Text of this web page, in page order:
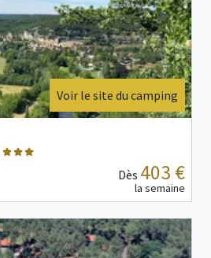
Voir le site du camping
Dès 403 €
la semaine